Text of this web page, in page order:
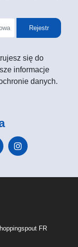
Rejestr
się do
informacje
danych.
FR